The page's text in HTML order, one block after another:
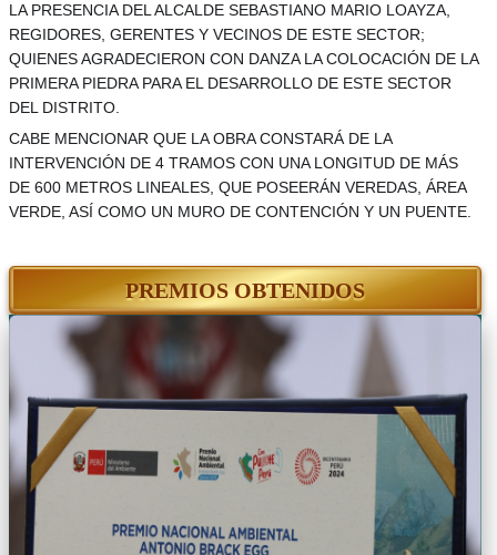
LA PRESENCIA DEL ALCALDE SEBASTIANO MARIO LOAYZA,
REGIDORES, GERENTES Y VECINOS DE ESTE SECTOR;
QUIENES AGRADECIERON CON DANZA LA COLOCACIÓN DE LA
PRIMERA PIEDRA PARA EL DESARROLLO DE ESTE SECTOR
DEL DISTRITO.
CABE MENCIONAR QUE LA OBRA CONSTARÁ DE LA
INTERVENCIÓN DE 4 TRAMOS CON UNA LONGITUD DE MÁS
DE 600 METROS LINEALES, QUE POSEERÁN VEREDAS, ÁREA
VERDE, ASÍ COMO UN MURO DE CONTENCIÓN Y UN PUENTE.
PREMIOS OBTENIDOS